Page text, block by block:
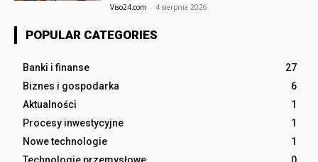
Viso24.com - 4 sierpnia 2026
POPULAR CATEGORIES
Banki i finanse
27
Biznes i gospodarka
6
Aktualności
1
Procesy inwestycyjne
1
Nowe technologie
1
Technologie przemysłowe
0